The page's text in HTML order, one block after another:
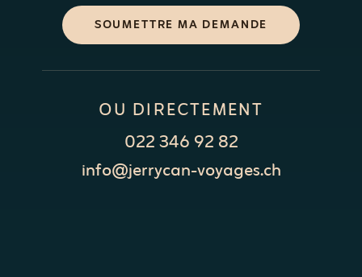
SOUMETTRE MA DEMANDE
OU DIRECTEMENT
022 346 92 82
info@jerrycan-voyages.ch